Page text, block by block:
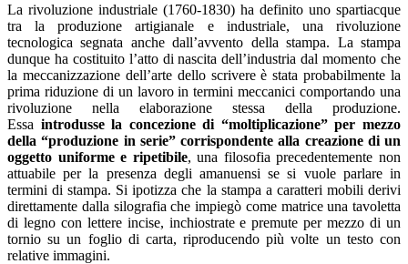
La rivoluzione industriale (1760-1830) ha definito uno spartiacque
tra la produzione artigianale e industriale, una rivoluzione
tecnologica segnata anche dall’avvento della stampa. La stampa
dunque ha costituito l’atto di nascita dell’industria dal momento che
la meccanizzazione dell’arte dello scrivere è stata probabilmente la
prima riduzione di un lavoro in termini meccanici comportando una
rivoluzione nella elaborazione stessa della produzione.
Essa introdusse la concezione di “moltiplicazione” per mezzo
della “produzione in serie” corrispondente alla creazione di un
oggetto uniforme e ripetibile, una filosofia precedentemente non
attuabile per la presenza degli amanuensi se si vuole parlare in
termini di stampa. Si ipotizza che la stampa a caratteri mobili derivi
direttamente dalla silografia che impiegò come matrice una tavoletta
di legno con lettere incise, inchiostrate e premute per mezzo di un
tornio su un foglio di carta, riproducendo più volte un testo con
relative immagini.